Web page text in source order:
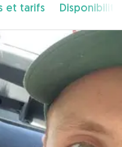
et tarifs Disponibilité